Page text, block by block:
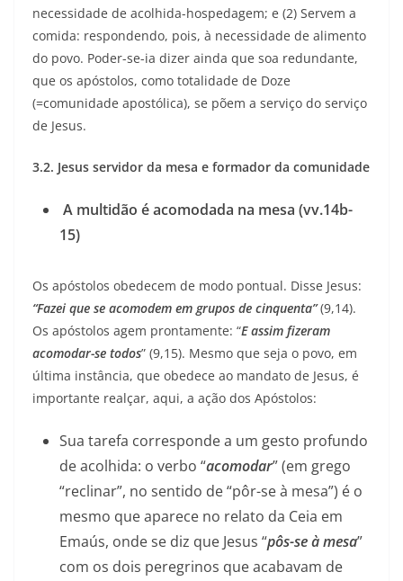
necessidade de acolhida-hospedagem; e (2) Servem a
comida: respondendo, pois, à necessidade de alimento
do povo. Poder-se-ia dizer ainda que soa redundante,
que os apóstolos, como totalidade de Doze
(=comunidade apostólica), se põem a serviço do serviço
de Jesus.
3.2. Jesus servidor da mesa e formador da comunidade
A multidão é acomodada na mesa (vv.14b-
15)
Os apóstolos obedecem de modo pontual. Disse Jesus:
“Fazei que se acomodem em grupos de cinquenta”(9,14).
Os apóstolos agem prontamente: “E assim fizeram
acomodar-se todos” (9,15). Mesmo que seja o povo, em
última instância, que obedece ao mandato de Jesus, é
importante realçar, aqui, a ação dos Apóstolos:
Sua tarefa corresponde a um gesto profundo
de acolhida: o verbo “acomodar” (em grego
“reclinar”, no sentido de “pôr-se à mesa”) é o
mesmo que aparece no relato da Ceia em
Emaús, onde se diz que Jesus “pôs-se à mesa”
com os dois peregrinos que acabavam de